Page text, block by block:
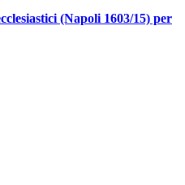
(Napoli 1603/15) per